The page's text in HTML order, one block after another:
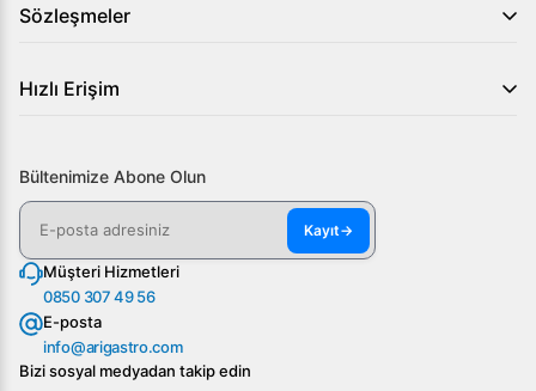
Sözleşmeler
Hızlı Erişim
Bültenimize Abone Olun
Kayıt→
Müşteri Hizmetleri
0850 307 49 56
E-posta
info@arigastro.com
Bizi sosyal medyadan takip edin